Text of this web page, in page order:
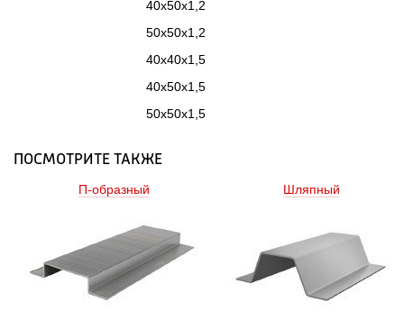
40x50x1,2
50x50x1,2
40x40x1,5
40x50x1,5
50x50x1,5
ПОСМОТРИТЕ ТАКЖЕ
П-образный Шляпный